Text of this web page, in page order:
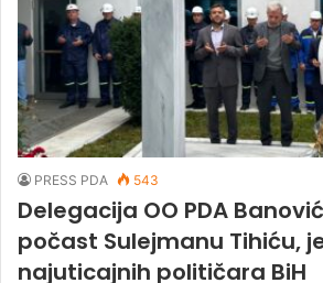
PRESS PDA 543
Delegacija OO PDA
počast Sulejmanu Tihiću,
najuticajnih političara BiH